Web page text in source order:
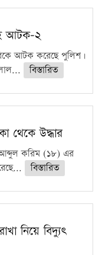
আটক-২
আটক করেছে পুলিশ।
বিস্তারিত
থেকে উদ্ধার
আব্দুল করিম (১৮) এর
বিস্তারিত
নিয়ে বিদ্যুৎ